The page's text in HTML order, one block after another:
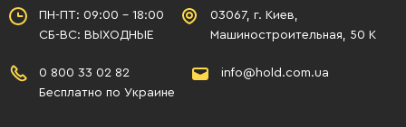
ПН-ПТ: 09:00 - 18:00
СБ-ВС: ВЫХОДНЫЕ
03067, г. Киев,
Машиностроительная, 50 К
0 800 33 02 82
Бесплатно по Украине
info@hold.com.ua